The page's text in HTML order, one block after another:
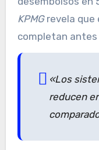
KPMGrevela que
completan antes
«Los
reducen